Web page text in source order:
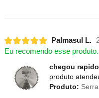
Palmasul L.
Eu recomendo esse produto.
chegou rapido
produto
Produto: